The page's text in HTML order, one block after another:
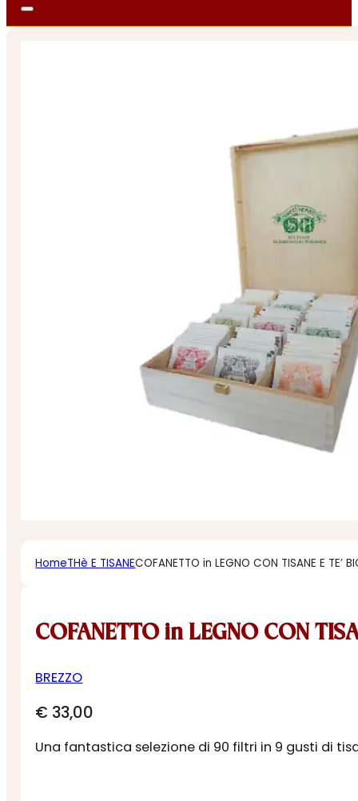
HomeTHè E TISANECOFANETTO in LEGNO CON TISANE E TE’
COFANETTO in LEGNO CON
BREZZO
€ 33,00
Una fantastica selezione di 90 filtri in 9 gusti di